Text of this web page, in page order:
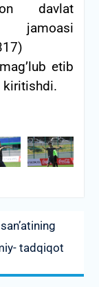
davlat
jamoasi
etib
kiritishdi.
tadqiqot